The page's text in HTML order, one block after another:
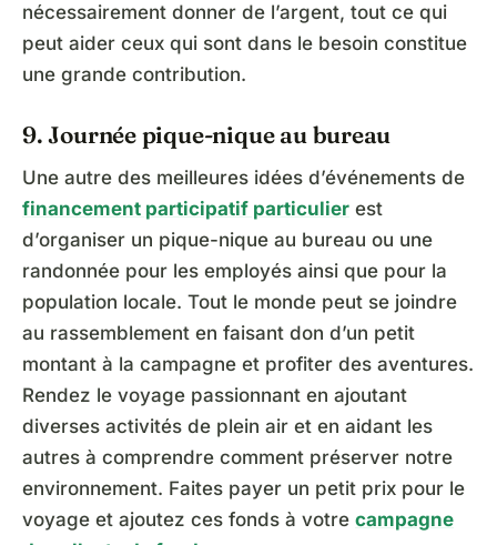
nécessairement donner de l’argent, tout ce qui
peut aider ceux qui sont dans le besoin constitue
une grande contribution.
9. Journée pique-nique au bureau
Une autre des meilleures idées d’événements de
financement participatif particulier est
d’organiser un pique-nique au bureau ou une
randonnée pour les employés ainsi que pour la
population locale. Tout le monde peut se joindre
au rassemblement en faisant don d’un petit
montant à la campagne et profiter des aventures.
Rendez le voyage passionnant en ajoutant
diverses activités de plein air et en aidant les
autres à comprendre comment préserver notre
environnement. Faites payer un petit prix pour le
voyage et ajoutez ces fonds à votre campagne